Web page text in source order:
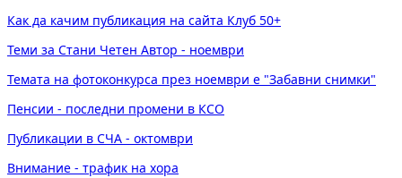
Как да качим публикация на сайта Клуб 50+
Теми за Стани Четен Автор - ноември
Темата на фотоконкурса през ноември е "Забавни снимки"
Пенсии - последни промени в КСО
Публикации в СЧА - октомври
Внимание - трафик на хора